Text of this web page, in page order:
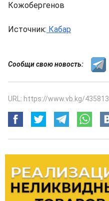
Кожобергенов
Источник: Кабар
Сообщи свою новость:
URL: https://www.vb.kg/435813